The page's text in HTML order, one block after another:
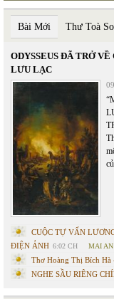
Bài Mới Thư Toà
ODYSSEUS ĐÃ TRỞ
LƯU LẠC
CUỘC TỰ VẤN
ĐIỆN ẢNH 6:02 CH MAI
Thơ Hoàng Thị Bích
NGHE SẦU RIÊNG